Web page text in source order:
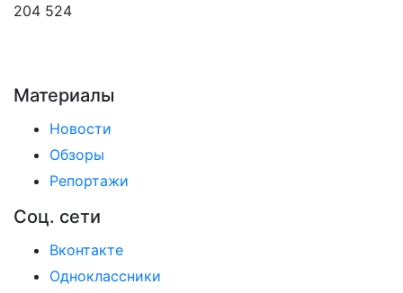
204 524
Материалы
Новости
Обзоры
Репортажи
Соц. сети
Вконтакте
Одноклассники